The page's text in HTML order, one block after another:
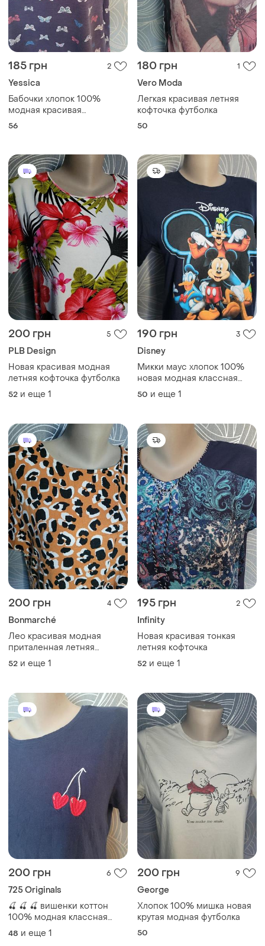
185 грн 2
Yessica
Бабочки хлопок 100%
модная красивая
приталенная летняя
56
180 грн 1
Vero Moda
Легкая красивая летняя
кофточка футболка
50
200 грн 5
PLB Design
Новая красивая модная
летняя кофточка футболка
52 и еще 1
190 грн 3
Disney
Микки маус хлопок 100%
новая модная классная
футболка
50 и еще 1
200 грн 4
Bonmarché
Лео красивая модная
приталенная летняя
кофточка
52 и еще 1
195 грн 2
Infinity
Новая красивая тонкая
летняя кофточка
52 и еще 1
200 грн 6
725 Originals
🍒 🍒 🍒 вишенки коттон
100% модная классная
футболка 🍒 🍒 🍒 с
вышивкой
48 и еще 1
200 грн 9
George
Хлопок 100% мишка новая
крутая модная футболка
50